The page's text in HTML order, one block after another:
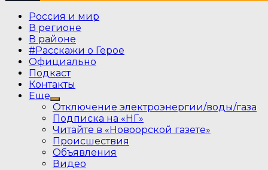
Россия и мир
В регионе
В районе
#Расскажи о Герое
Официально
Подкаст
Контакты
Еще
Show
sub
menu
Отключение электроэнергии/воды/газа
Подписка на «НГ»
Читайте в «Новоорской газете»
Происшествия
Объявления
Видео